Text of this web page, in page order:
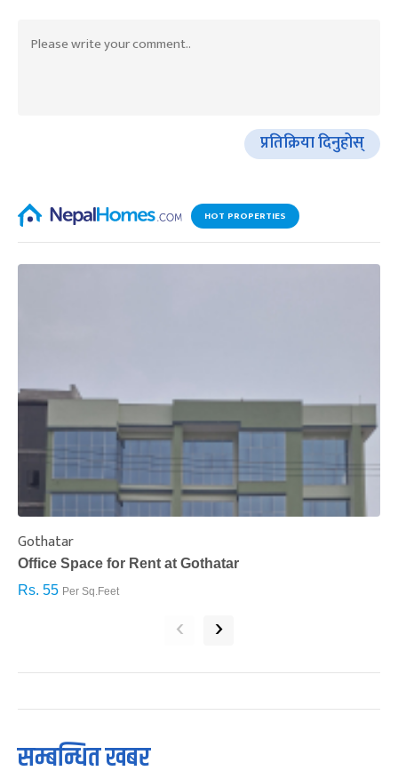
प्रतिक्रिया दिनुहोस्
HOT PROPERTIES
Gothatar
Office Space for Rent at Gothatar
Rs. 55 Per Sq.Feet
‹ ›
सम्बन्धित खबर